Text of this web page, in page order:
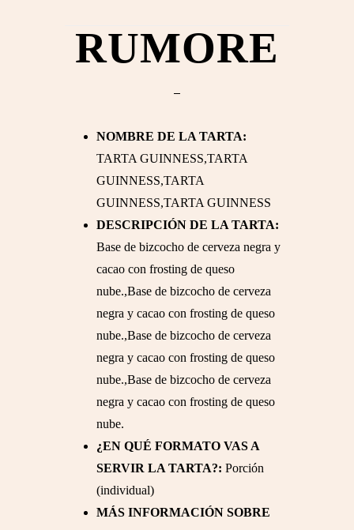
RUMORE
NOMBRE DE LA TARTA:
TARTA GUINNESS,TARTA
GUINNESS,TARTA
GUINNESS,TARTA GUINNESS
DESCRIPCIÓN DE LA TARTA:
Base de bizcocho de cerveza negra y
cacao con frosting de queso
nube.,Base de bizcocho de cerveza
negra y cacao con frosting de queso
nube.,Base de bizcocho de cerveza
negra y cacao con frosting de queso
nube.,Base de bizcocho de cerveza
negra y cacao con frosting de queso
nube.
¿EN QUÉ FORMATO VAS A
SERVIR LA TARTA?: Porción
(individual)
MÁS INFORMACIÓN SOBRE